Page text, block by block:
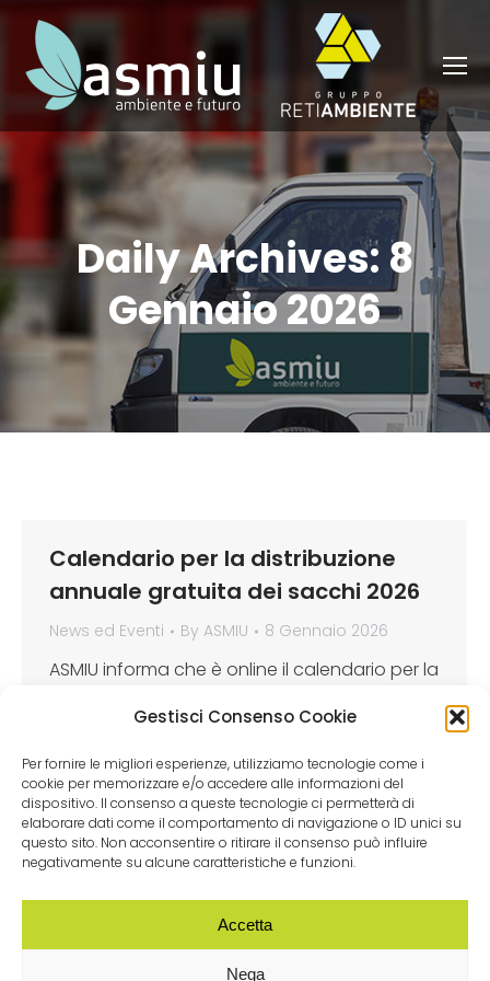
Gestisci Consenso Cookie
Per fornire le migliori esperienze, utilizziamo tecnologie come i
cookie per memorizzare e/o accedere alle informazioni del
dispositivo. Il consenso a queste tecnologie ci permetterà di
elaborare dati come il comportamento di navigazione o ID unici su
questo sito. Non acconsentire o ritirare il consenso può influire
negativamente su alcune caratteristiche e funzioni.
Accetta
Nega
Daily Archives:8
Gennaio 2026
You are here:
Calendario per la distribuzione
annuale gratuita dei sacchi 2026
News ed Eventi By ASMIU 8 Gennaio 2026
ASMIU informa che è online il calendario per la
2026 Scarica qui il Calendario di distribuzione
gratuita dei sacchi (pdf). La distribuzione dei
sacchi avviene presso il nostro INFOPOINT, in
Via dei Limoni n. 23, da lunedì al sabato
(festivi esclusi), dalle ore 8:30 alle ore 13:30. Il